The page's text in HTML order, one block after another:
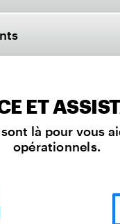
ET
là pour vous
opérationnels.